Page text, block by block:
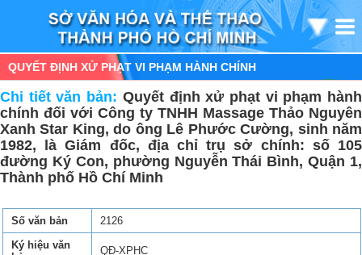
QUYẾT ĐỊNH XỬ PHẠT VI PHẠM HÀNH CHÍNH
Chi tiết văn bản: Quyết định xử phạt vi phạm hành
chính đối với Công ty TNHH Massage Thảo Nguyên
Xanh Star King, do ông Lê Phước Cường, sinh năm
1982, là Giám đốc, địa chỉ trụ sở chính: số 105
đường Ký Con, phường Nguyễn Thái Bình, Quận 1,
Thành phố Hồ Chí Minh
Số văn bản
2126
Ký hiệu văn
QĐ-XPHC